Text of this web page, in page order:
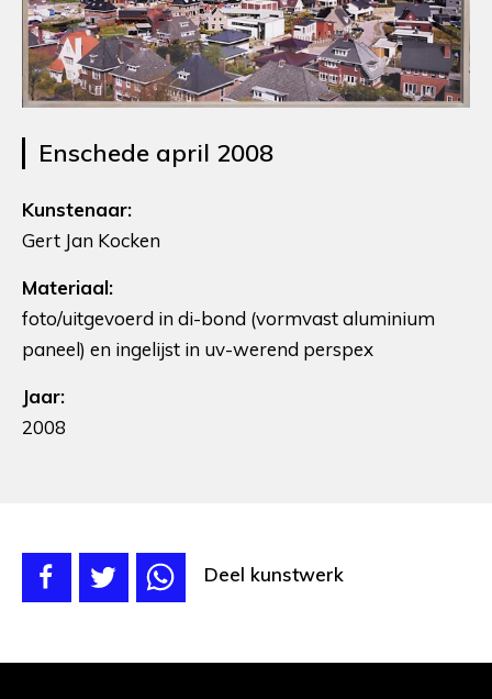
Enschede april 2008
Kunstenaar:
Gert Jan Kocken
Materiaal:
foto/uitgevoerd in di-bond (vormvast aluminium
paneel) en ingelijst in uv-werend perspex
Jaar:
2008
Deel kunstwerk